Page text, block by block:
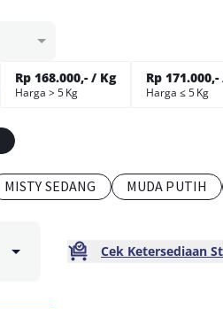
Rp 168.000,- / Kg
Harga > 5 Kg
Rp
Harga ≤ 5 Kg
MISTY SEDANG MUDA PUTIH
Cek Ketersediaan